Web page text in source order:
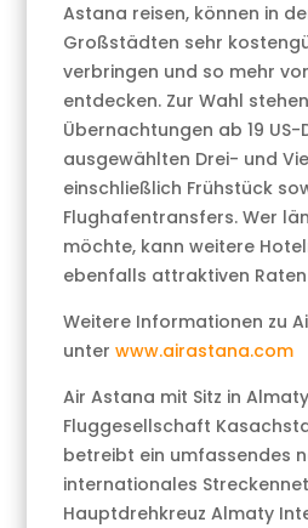
Astana reisen, können in
Großstädten sehr
verbringen und so mehr
entdecken. Zur Wahl
Übernachtungen ab 19 US-
ausgewählten Drei- und
einschließlich Frühstück
Flughafentransfers. Wer
möchte, kann weitere
ebenfalls attraktiven
Weitere Informationen zu
unterwww.airastana.com
Air Astana mit Sitz in
Fluggesellschaft
betreibt ein umfassendes
internationales
Hauptdrehkreuz Almaty